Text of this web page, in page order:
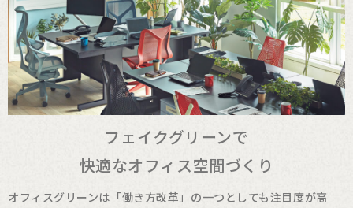
フェイクグリーンで
快適なオフィス空間づくり
オフィスグリーンは「働き方改革」の一つとしても注目度が高